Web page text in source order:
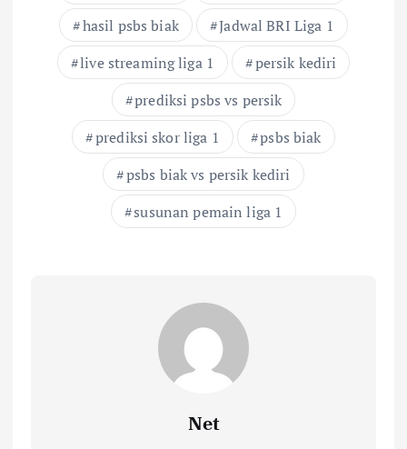
hasil psbs biak
Jadwal BRI Liga 1
live streaming liga 1
persik kediri
prediksi psbs vs persik
prediksi skor liga 1
psbs biak
psbs biak vs persik kediri
susunan pemain liga 1
Net